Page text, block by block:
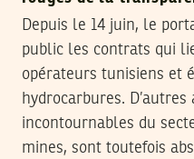
Depuis le 14 juin, le
public les contrats qui
opérateurs tunisiens et
hydrocarbures.
incontournables du
mines, sont toutefois